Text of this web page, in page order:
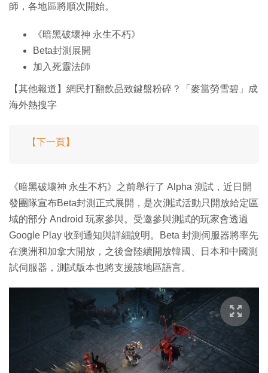
師，各地區將順次開始。
《暗黑破壞神 永生不朽》
Beta封測展開
加入死靈法師
【其他報道】網民打翻飲品致鍵盤粉碎？「麥當勞雪碧」成
海外熱搜字
【下一頁】
《暗黑破壞神 永生不朽》之前舉行了 Alpha 測試，近日開
發團隊宣布Beta封測正式展開，是次測試活動只開放給定區
域的部分 Android 玩家參與。受邀參與測試的玩家會透過
Google Play 收到通知與詳細說明。Beta 封測伺服器將率先
在澳洲和加拿大開放，之後會陸續開放韓國、日本和中國測
試伺服器，測試版本也將支援該地區語言。